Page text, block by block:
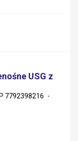
USG z
7792398216